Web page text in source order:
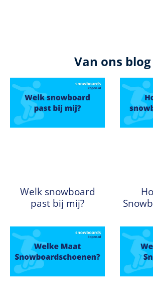
Van ons blog
Welk snowboard
past bij mij?